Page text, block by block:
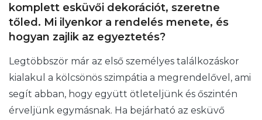
komplett esküvői dekorációt, szeretne
tőled. Mi ilyenkor a rendelés menete, és
hogyan zajlik az egyeztetés?
Legtöbbször már az első személyes találkozáskor
kialakul a kölcsönös szimpátia a megrendelővel, ami
segít abban, hogy együtt ötleteljünk és őszintén
érveljünk egymásnak. Ha bejárható az esküvő